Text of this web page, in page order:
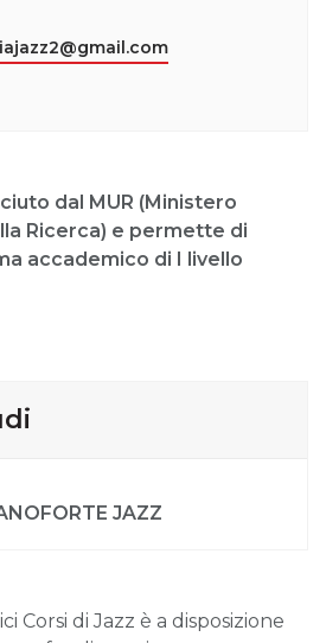
dal MUR (Ministero
Ricerca) e permette di
accademico di I livello
JAZZ
Corsi di Jazz è a disposizione